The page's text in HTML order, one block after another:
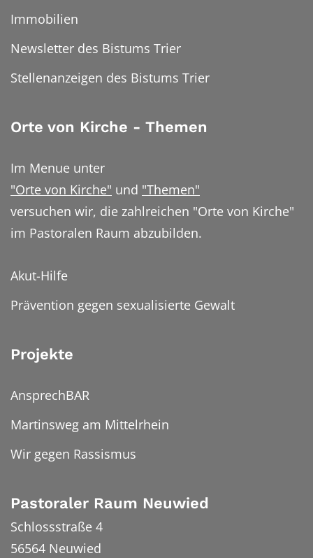
Immobilien
Newsletter des Bistums Trier
Stellenanzeigen des Bistums Trier
Orte von Kirche - Themen
Im Menue unter
"Orte von Kirche" und "Themen"
versuchen wir, die zahlreichen "Orte von Kirche"
im Pastoralen Raum abzubilden.
Akut-Hilfe
Prävention gegen sexualisierte Gewalt
Projekte
AnsprechBAR
Martinsweg am Mittelrhein
Wir gegen Rassismus
Pastoraler Raum Neuwied
Schlossstraße 4
56564 Neuwied